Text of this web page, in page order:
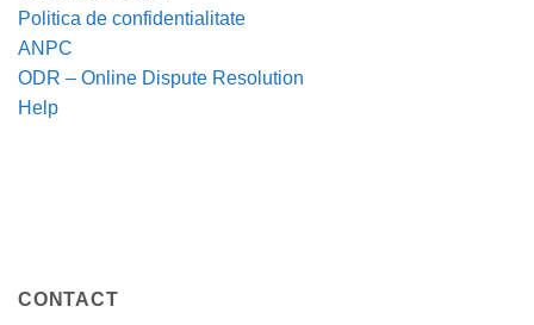
Politica de confidentialitate
ANPC
ODR – Online Dispute Resolution
Help
CONTACT